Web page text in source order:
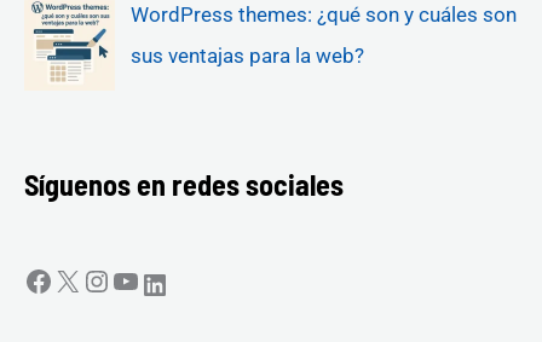
WordPress themes: ¿qué son y cuáles son
sus ventajas para la web?
Síguenos en redes sociales